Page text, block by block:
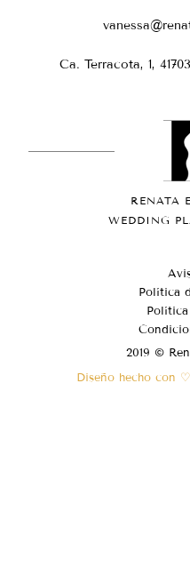
Ca. Terracota, 1,
RENATA
WEDDING
Política
2019 ©
Diseño hecho con